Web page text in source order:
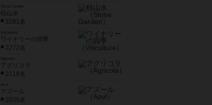
Stone Garden
枯山水
2281名
Viticulture
ワイナリーの四季
2272名
Agricola
アグリコラ
2118名
Azul
アズール
2035名